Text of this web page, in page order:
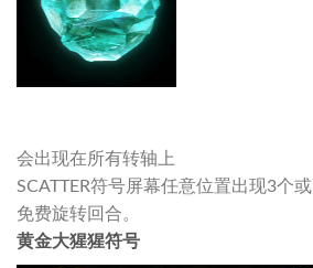
会出现在所有转轴上
SCATTER符号屏幕任意位置出现3个
免费旋转回合。
黄金大猩猩符号